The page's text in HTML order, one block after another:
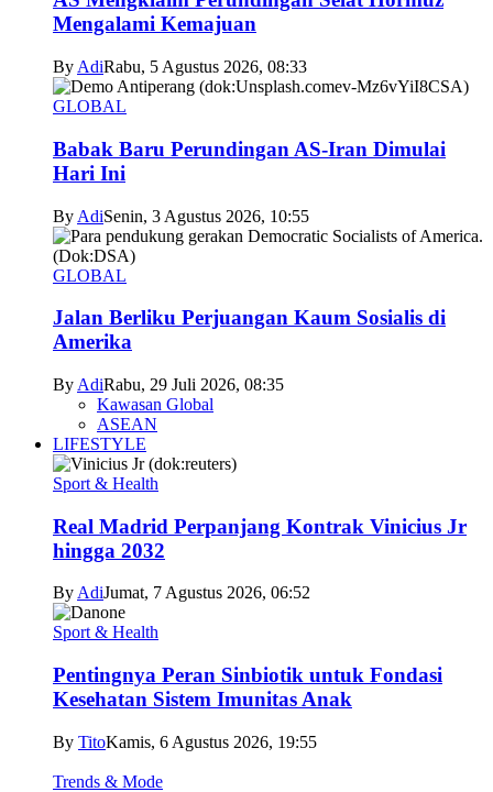
Mengalami Kemajuan
By AdiRabu, 5 Agustus 2026, 08:33
GLOBAL
Babak Baru Perundingan AS-Iran Dimulai
Hari Ini
By AdiSenin, 3 Agustus 2026, 10:55
GLOBAL
Jalan Berliku Perjuangan Kaum Sosialis di
Amerika
By AdiRabu, 29 Juli 2026, 08:35
Kawasan Global
ASEAN
LIFESTYLE
Sport & Health
Real Madrid Perpanjang Kontrak Vinicius Jr
hingga 2032
ByAdiJumat, 7 Agustus 2026, 06:52
Sport & Health
Pentingnya Peran Sinbiotik untuk Fondasi
Kesehatan Sistem Imunitas Anak
By TitoKamis, 6 Agustus 2026, 19:55
Trends & Mode